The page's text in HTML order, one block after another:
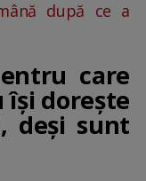
după ce a
care
dorește
deși sunt